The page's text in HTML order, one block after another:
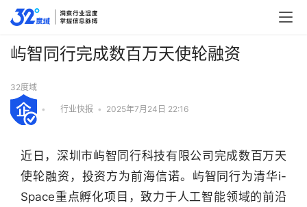
屿智同行完成数百万天使轮融资
32度域
• 行业快报 • 2025年7月24日 22:16
近日，深圳市屿智同行科技有限公司完成数百万天
使轮融资，投资方为前海信诺。屿智同行为清华i-
Space重点孵化项目，致力于人工智能领域的前沿